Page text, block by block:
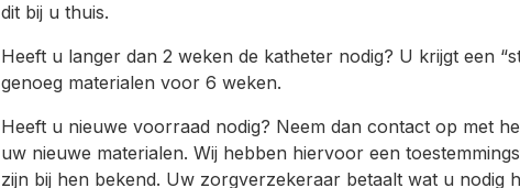
dit bij u thuis.
Heeft u langer dan 2 weken de katheter nodig? U krijgt een
genoeg materialen voor 6 weken.
Heeft u nieuwe voorraad nodig? Neem dan contact op met
uw nieuwe materialen. Wij hebben hiervoor een
zijn bij hen bekend. Uw zorgverzekeraar betaalt wat u nodig